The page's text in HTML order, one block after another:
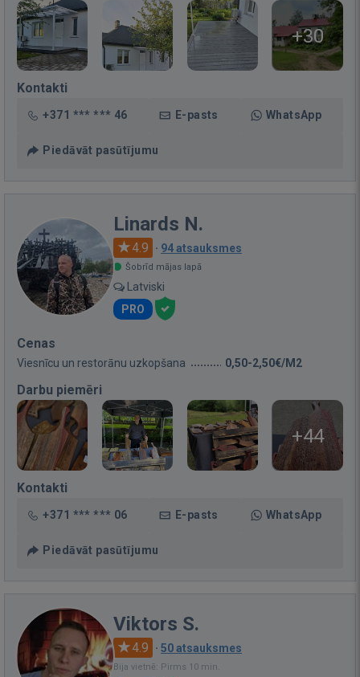
+30
Kontakti
+371 *** *** 46 E-pasts WhatsApp
Piedāvāt pasūtījumu
Linards N.
4.9 · 94 atsauksmes
Šobrīd mājas lapā
Latviski
PRO
Cenas
Viesnīcu un restorānu uzkopšana 0,50-2,50€/M2
Darbu piemēri
+44
Kontakti
+371 *** *** 06 E-pasts WhatsApp
Piedāvāt pasūtījumu
Viktors S.
4.9 · 50 atsauksmes
Bija vietnē: Pirms 10 min.